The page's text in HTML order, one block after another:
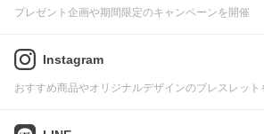
プレゼント企画や期間限定のキャンペーンを開催
Instagram
おすすめ商品やオリジナルデザインのブレスレット